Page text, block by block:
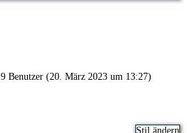
Benutzer (20. März 2023 um 13:27)
Stil ändern